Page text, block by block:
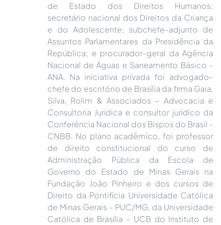
de Estado dos Direitos Humanos;
secretário nacional dos Direitos da Criança
e do Adolescente; subchefe-adjunto de
Assuntos Parlamentares da Presidência da
República; e procurador-geral da Agência
Nacional de Águas e Saneamento Básico -
ANA. Na iniciativa privada foi advogado-
chefe do escritório de Brasília da firma Gaia,
Silva, Rolim & Associados – Advocacia e
Consultoria Jurídica e consultor jurídico da
Conferência Nacional dos Bispos do Brasil -
CNBB. No plano acadêmico, foi professor
de direito constitucional do curso de
Administração Pública da Escola de
Governo do Estado de Minas Gerais na
Fundação João Pinheiro e dos cursos de
Direito da Pontifícia Universidade Católica
de Minas Gerais - PUC/MG, da Universidade
Católica de Brasília - UCB do Instituto de